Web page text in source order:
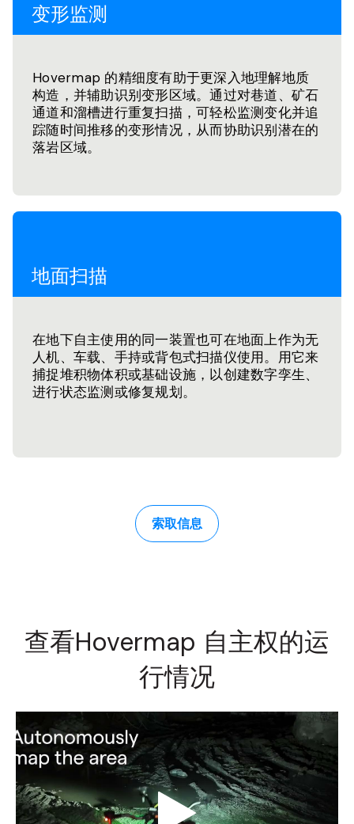
变形监测
Hovermap 的精细度有助于更深入地理解地质
构造，并辅助识别变形区域。通过对巷道、矿石
通道和溜槽进行重复扫描，可轻松监测变化并追
踪随时间推移的变形情况，从而协助识别潜在的
落岩区域。
地面扫描
在地下自主使用的同一装置也可在地面上作为无
人机、车载、手持或背包式扫描仪使用。用它来
捕捉堆积物体积或基础设施，以创建数字孪生、
进行状态监测或修复规划。
索取信息
查看Hovermap 自主权的运
行情况